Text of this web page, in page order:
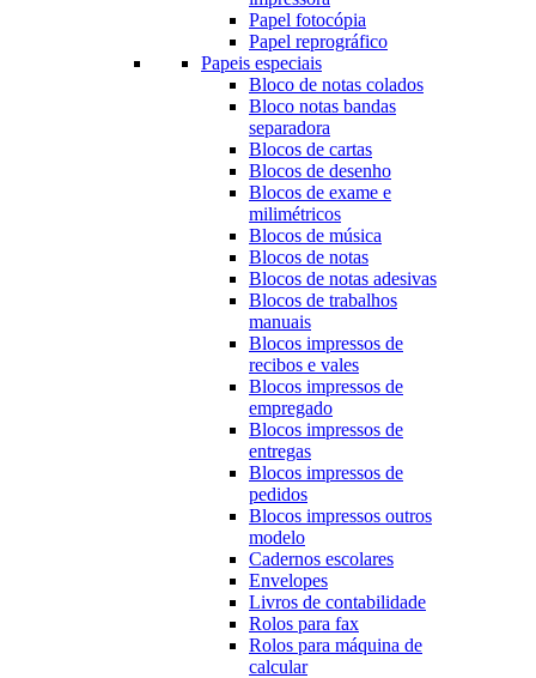
Papel fotocópia
Papel reprográfico
Papeis especiais
Bloco de notas colados
Bloco notas bandas
separadora
Blocos de cartas
Blocos de desenho
Blocos de exame e
milimétricos
Blocos de música
Blocos de notas
Blocos de notas adesivas
Blocos de trabalhos
manuais
Blocos impressos de
recibos e vales
Blocos impressos de
empregado
Blocos impressos de
entregas
Blocos impressos de
pedidos
Blocos impressos outros
modelo
Cadernos escolares
Envelopes
Livros de contabilidade
Rolos para fax
Rolos para máquina de
calcular